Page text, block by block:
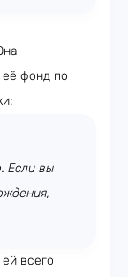
её фонд по
Если вы
всего